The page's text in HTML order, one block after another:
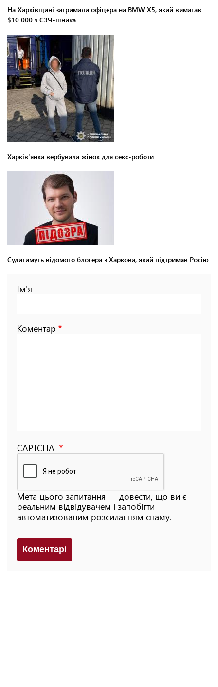
На Харківщині затримали офіцера на BMW Х5, який вимагав
$10 000 з СЗЧ-шника
Харків'янка вербувала жінок для секс-роботи
Судитимуть відомого блогера з Харкова, який підтримав Росію
Ім'я
Коментар
CAPTCHA
Мета цього запитання — довести, що ви є
реальним відвідувачем і запобігти
автоматизованим розсиланням спаму.
Коментарi